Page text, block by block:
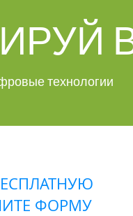
технологии
ФОРМУ